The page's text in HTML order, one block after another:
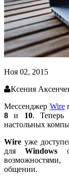
Ноя 02, 2015
Ксения
Мессенджер Wire
8 и 10. Теперь
настольных
Wire уже
дляWindows
общении.